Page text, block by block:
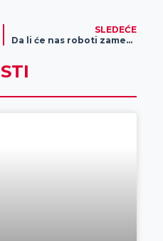
SLEDEĆE
Da li će nas roboti zameniti?